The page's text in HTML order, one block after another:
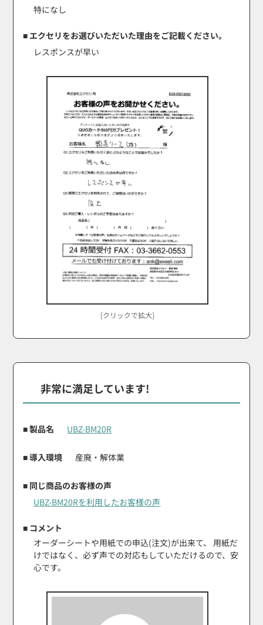
[クリックで拡大]
特になし
■ エクセリをお選びいただいた理由をご記載ください。
レスポンスが早い
非常に満足しています!
■ 製品名 UBZ-BM20R
■ 導入環境 産廃・解体業
■ 同じ商品のお客様の声
UBZ-BM20Rを利用したお客様の声
■ コメント
オーダーシートや用紙での申込(注文)が出来て、 用紙だ
けではなく、必ず声での対応もしていただけるので、安
心です。